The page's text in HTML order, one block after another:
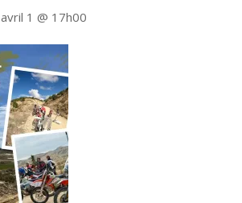
avril 1 @ 17h00